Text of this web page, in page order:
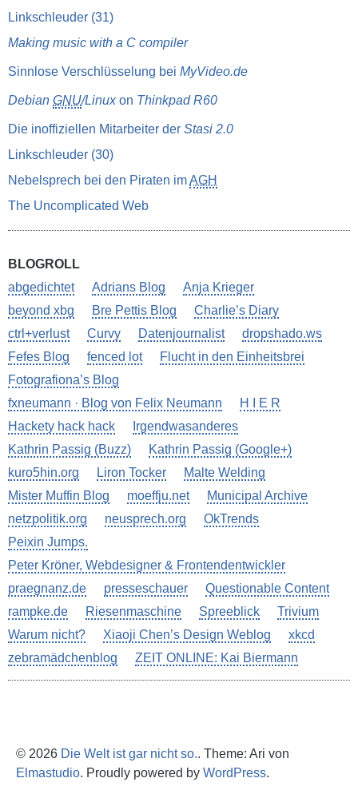
Linkschleuder (31)
Making music with a C compiler
Sinnlose Verschlüsselung bei MyVideo.de
Debian GNU/Linuxon Thinkpad R60
Die inoffiziellen Mitarbeiter der Stasi 2.0
Linkschleuder (30)
Nebelsprech bei den Piraten imAGH
The Uncomplicated Web
BLOGROLL
abgedichtet
Adrians Blog
Anja Krieger
beyond xbg
Bre Pettis Blog
Charlie’s Diary
ctrl+verlust
Curvy Datenjournalist
dropshado.ws
Fefes Blog
fenced lot
Flucht in den Einheitsbrei
Fotografiona’s Blog
fxneumann · Blog von Felix Neumann
H I E R
Hackety hack hack
Irgendwasanderes
Kathrin Passig (Buzz)
Kathrin Passig (Google+)
kuro5hin.org
Liron Tocker
Malte Welding
Mister Muffin Blog
moeffju.net
Municipal Archive
netzpolitik.org
neusprech.org
OkTrends
Peixin Jumps.
Peter Kröner, Webdesigner & Frontendentwickler
praegnanz.de
presseschauer
Questionable Content
rampke.de
Riesenmaschine Spreeblick
Trivium
Warum nicht?
Xiaoji Chen’s Design Weblog
xkcd
zebramädchenblog
ZEIT ONLINE: Kai Biermann
© 2026 Die Welt ist gar nicht so.. Theme: Ari von
Elmastudio. Proudly powered by WordPress.